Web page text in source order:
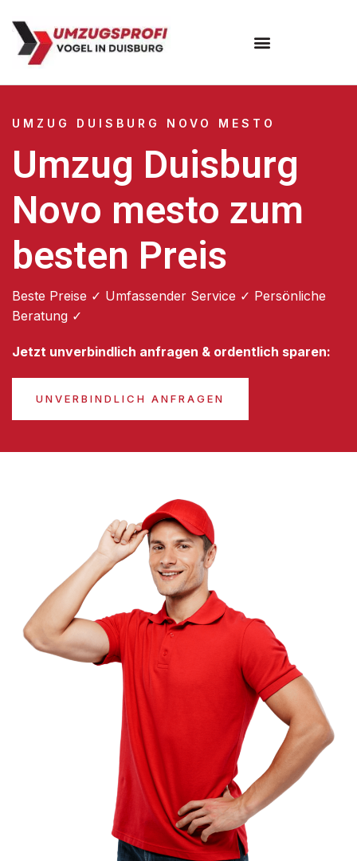
UMZUG DUISBURG NOVO MESTO
Umzug Duisburg
Novo mesto zum
besten Preis
Beste Preise ✓ Umfassender Service ✓ Persönliche
Beratung ✓
Jetzt unverbindlich anfragen & ordentlich sparen:
UNVERBINDLICH ANFRAGEN